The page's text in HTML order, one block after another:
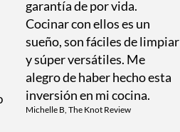
garantía de por vida.
Cocinar con ellos es un
sueño, son fáciles de limpiar
y súper versátiles. Me
alegro de haber hecho esta
inversión en mi cocina.
Michelle B, The Knot Review